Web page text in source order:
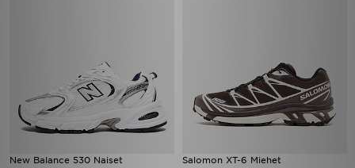
New Balance 530 Naiset Salomon XT-6 Miehet